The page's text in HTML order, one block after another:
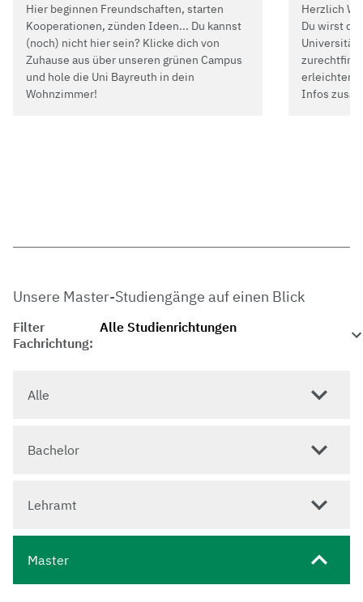
Hier beginnen Freundschaften, starten
Kooperationen, zünden Ideen... Du kannst
(noch) nicht hier sein? Klicke dich von
Zuhause aus über unseren grünen Campus
und hole die Uni Bayreuth in dein
Wohnzimmer!
Herzlich
Du wirst
Universität
erleichtern,
Infos
Unsere Master-Studiengänge auf einen Blick
Filter
Fachrichtung:
Alle
Bachelor
Lehramt
Master